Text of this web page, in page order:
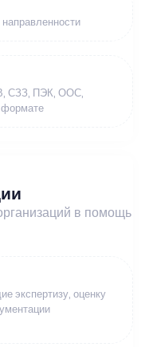
направленности
СЗЗ, ПЭК, ООС,
формате
в помощь
экспертизу, оценку